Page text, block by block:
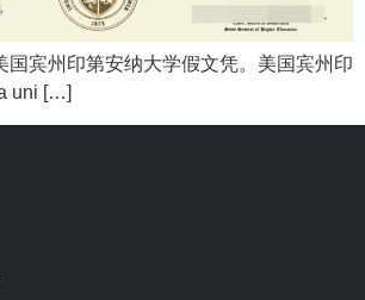
印第安纳大学假文凭。美国宾州印
uni […]